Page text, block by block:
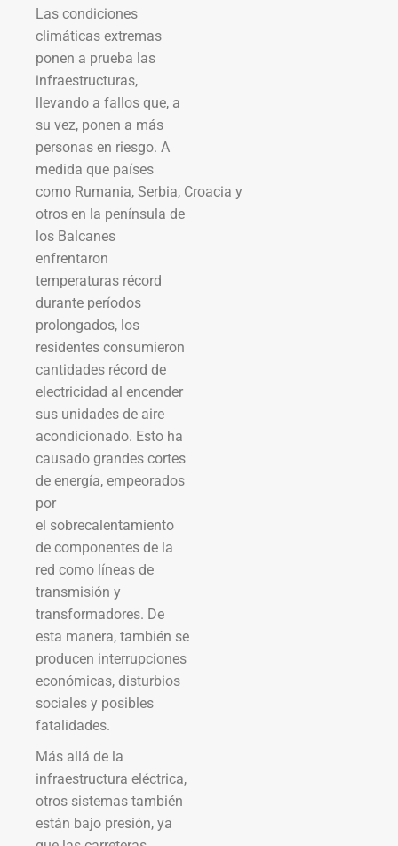
Las condiciones
climáticas extremas
ponen a prueba las
infraestructuras,
llevando a fallos que, a
su vez, ponen a más
personas en riesgo. A
medida que países
como Rumania, Serbia, Croacia y
otros en la península de
los Balcanes
enfrentaron
temperaturas récord
durante períodos
prolongados, los
residentes consumieron
cantidades récord de
electricidad al encender
sus unidades de aire
acondicionado. Esto ha
causado grandes cortes
de energía, empeorados
por
el sobrecalentamiento
de componentes de la
red como líneas de
transmisión y
transformadores. De
esta manera, también se
producen interrupciones
económicas, disturbios
sociales y posibles
fatalidades.
Más allá de la
infraestructura eléctrica,
otros sistemas también
están bajo presión, ya